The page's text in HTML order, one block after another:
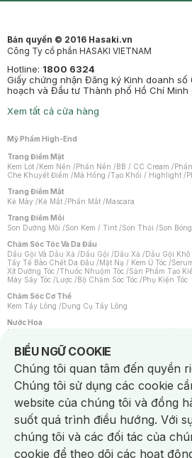
Bản quyền © 2016 Hasaki.vn
Công Ty cổ phần HASAKI VIETNAM
Hotline: 1800 6324
Giấy chứng nhận Đăng ký Kinh doanh số
hoạch và Đầu tư Thành phố Hồ Chí Minh
Xem tất cả cửa hàng
Mỹ Phẩm High-End
Trang Điểm Mặt
Kem Lót /Kem Nền /Phấn Nền /BB / CC Cream /
Che Khuyết Điểm /Má Hồng /Tạo Khối / Highlight /
Trang Điểm Mắt
Kẻ Mày /Kẻ Mắt /Phấn Mắt /Mascara
Trang Điểm Môi
Son Dưỡng Môi /Son Kem / Tint /Son Thỏi /Son Bóng
Chăm Sóc Tóc Và Da Đầu
Dầu Gội Và Dầu Xả /Dầu Gội /Dầu Xả /Dầu Gội Khô
Tẩy Tế Bào Chết Da Đầu /Mặt Nạ / Kem Ủ Tóc /
Xịt Dưỡng Tóc /Thuốc Nhuộm Tóc /Sản Phẩm Tạo
Máy Sấy Tóc /Lược /Bộ Chăm Sóc Tóc /Phụ Kiện Tóc
Chăm Sóc Cơ Thể
Kem Tẩy Lông /Dụng Cụ Tẩy Lông
Nước Hoa
Nước Hoa Nữ
Chăm Sóc Cá Nhân
Chống Muỗi /Khẩu Trang /Máy Massage/Mặt Nạ
Sản Phẩm Chăm Sóc Khác /Bàn Chải Đánh Răng /
Hỗ Trợ Trắng Răng/Kem Đánh Răng /Máy Tăm Nước
Tăm / Chỉ Nha Khoa/ Xịt Thơm Miệng / Dung Dịch
Khăn Ướt Vệ Sinh Vùng Kín/Băng Vệ Sinh/Tampon
Máy Cạo Râu
Vấn Đề Về Da
Da Dầu / Lỗ Chân Lông To/ Da Khô / Mất Nước/ Da
Da Nhạy Cảm / Kích Ứng
Da Xỉn Màu Thâm /
Quầng Thâm & Bọng Mắt /Sẹo /Viêm Da Cơ Địa
BIỂU NGỮ COOKIE
Notice about cookies usage
Chúng tôi quan tâm đến quyền
Chúng tôi sử dụng các cookie
website của chúng tôi và đồng
suốt quá trình điều hướng. Với
chúng tôi và các đối tác của
cookie để theo dõi các hoạt